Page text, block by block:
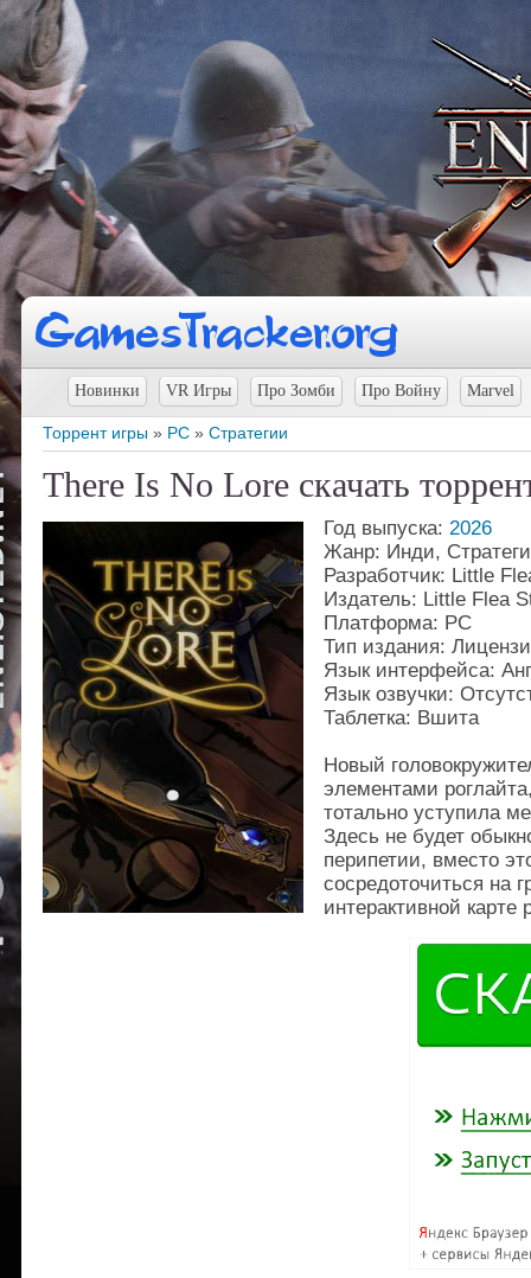
Новинки VR Игры Про Зомби Про Войну Marvel
Торрент игры » PC » Стратегии
There Is No Lore скачать
Год выпуска: 2026
Жанр: Инди,
Разработчик: Little
Издатель: Little Flea
Платформа: PC
Тип издания:
Язык интерфейса:
Язык озвучки:
Таблетка: Вшита
Новый
элементами
тотально уступила
Здесь не будет
перипетии, вместо
сосредоточиться на
интерактивной